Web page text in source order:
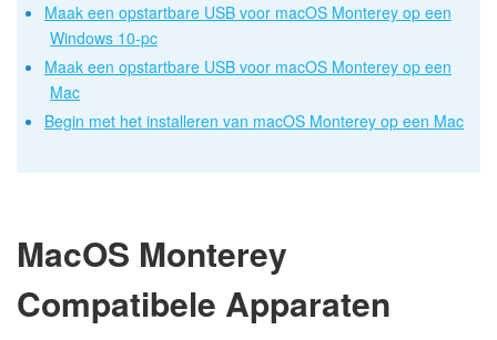
Maak een opstartbare USB voor macOS Monterey op een
Windows 10-pc
Maak een opstartbare USB voor macOS Monterey op een
Mac
Begin met het installeren van macOS Monterey op een Mac
MacOS Monterey
Compatibele Apparaten